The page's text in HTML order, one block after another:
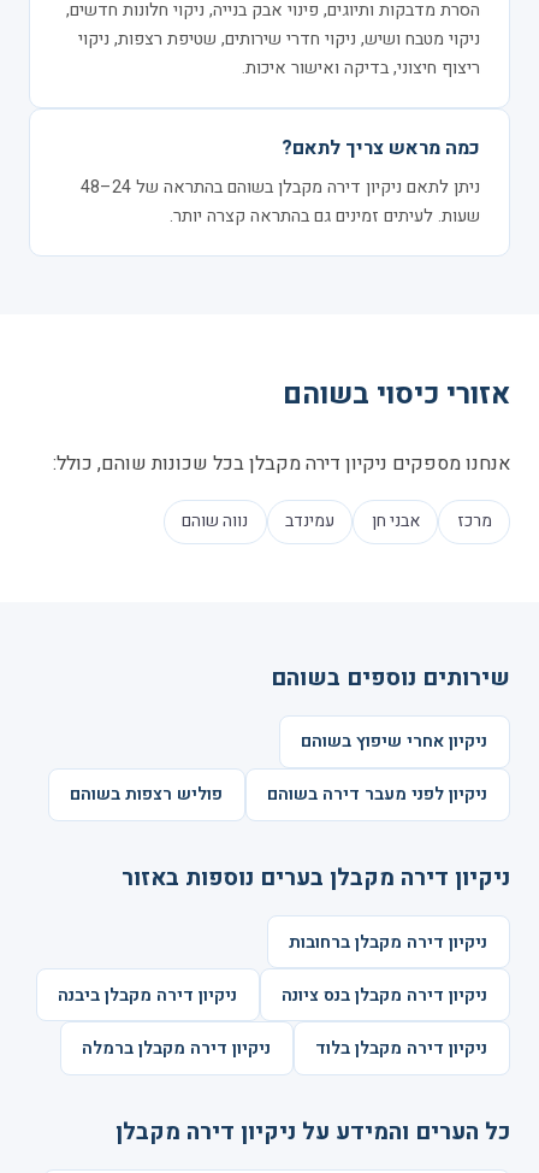
הסרת מדבקות ותיוגים, פינוי אבק בנייה, ניקוי חלונות חדשים,
ניקוי מטבח ושיש, ניקוי חדרי שירותים, שטיפת רצפות, ניקוי
ריצוף חיצוני, בדיקה ואישור איכות.
כמה מראש צריך לתאם?
ניתן לתאם ניקיון דירה מקבלן בשוהם בהתראה של 24–48
שעות. לעיתים זמינים גם בהתראה קצרה יותר.
אזורי כיסוי בשוהם
אנחנו מספקים ניקיון דירה מקבלן בכל שכונות שוהם, כולל:
מרכז אבני חן עמינדב נווה שוהם
שירותים נוספים בשוהם
ניקיון אחרי שיפוץ בשוהם
ניקיון לפני מעבר דירה בשוהם פוליש רצפות בשוהם
ניקיון דירה מקבלן בערים נוספות באזור
ניקיון דירה מקבלן ברחובות
ניקיון דירה מקבלן בנס ציונה ניקיון דירה מקבלן ביבנה
ניקיון דירה מקבלן בלוד ניקיון דירה מקבלן ברמלה
כל הערים והמידע על ניקיון דירה מקבלן